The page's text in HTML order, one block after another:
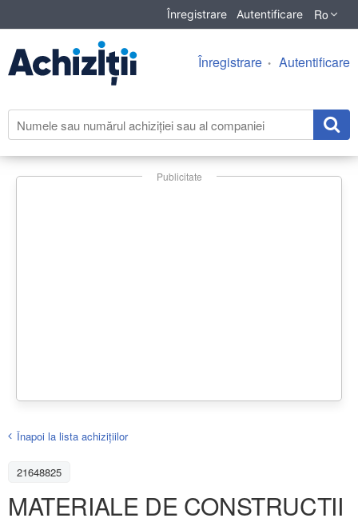
Înregistrare Autentificare Ro
Înregistrare Autentificare
Publicitate
Înapoi la lista achiziţiilor
21648825
MATERIALE DE CONSTRUCTII